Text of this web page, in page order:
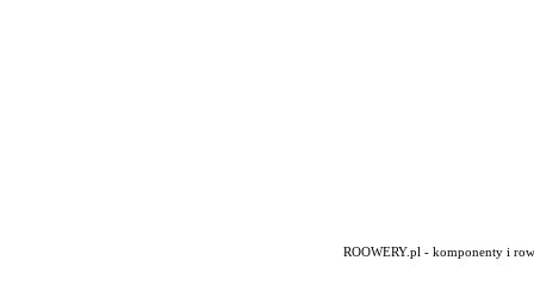
ROOWERY.pl - komponenty i